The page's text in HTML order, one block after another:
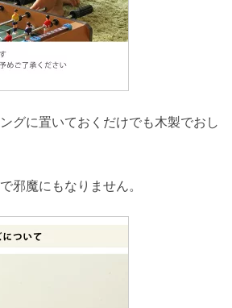
グに置いておくだけでも木製でおし
邪魔にもなりません。